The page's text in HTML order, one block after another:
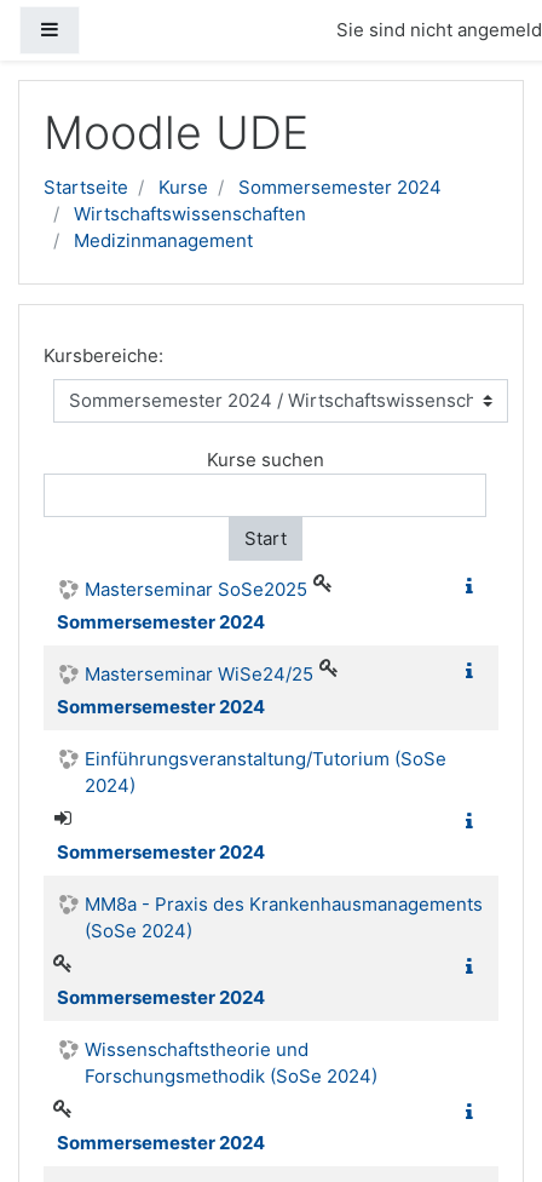
Sie sind nicht
Moodle UDE
Startseite Kurse
Sommersemester 2024
Wirtschaftswissenschaften
Medizinmanagement
Kursbereiche:
Kurse suchen
Start
Masterseminar SoSe2025
Sommersemester 2024
Masterseminar WiSe24/25
Sommersemester 2024
Einführungsveranstaltung/Tutorium (SoSe
2024)
Sommersemester 2024
MM8a - Praxis des Krankenhausmanagements
(SoSe 2024)
Sommersemester 2024
Wissenschaftstheorie und
Forschungsmethodik (SoSe 2024)
Sommersemester 2024